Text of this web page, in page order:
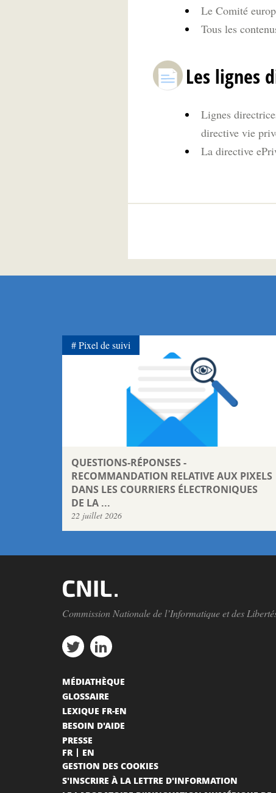
Le Comité
Tous les
Les lignes
Lignes
directive vie
La directive
QUESTIONS-RÉPONSES -
RECOMMANDATION RELATIVE AUX PIXELS
DANS LES COURRIERS ÉLECTRONIQUES
DE LA ...
22 juillet 2026
Pixel de suivi
Commission Nationale de l’Informatique et des
MÉDIATHÈQUE
GLOSSAIRE
LEXIQUE FR-EN
BESOIN D'AIDE
PRESSE
FR
EN
GESTION DES COOKIES
S'INSCRIRE À LA LETTRE D'INFORMATION